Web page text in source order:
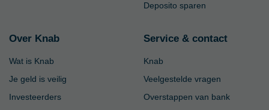
Deposito sparen
Over Knab
Wat is Knab
Je geld is veilig
Investeerders
Service & contact
Knab
Veelgestelde vragen
Overstappen van bank